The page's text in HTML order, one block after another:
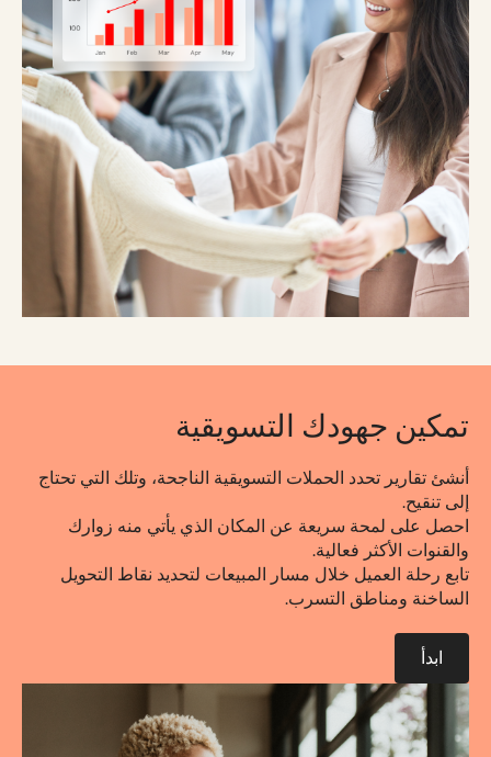
تمكين جهودك التسويقية
أنشئ تقارير تحدد الحملات التسويقية الناجحة، وتلك التي تحتاج
إلى تنقيح.
احصل على لمحة سريعة عن المكان الذي يأتي منه زوارك
والقنوات الأكثر فعالية.
تابع رحلة العميل خلال مسار المبيعات لتحديد نقاط التحويل
الساخنة ومناطق التسرب.
ابدأ